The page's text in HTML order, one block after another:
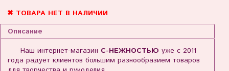
✖ ТОВАРА НЕТ В НАЛИЧИИ
Описание
Наш интернет-магазин С-НЕЖНОСТЬЮ уже с 2011
года радует клиентов большим разнообразием товаров